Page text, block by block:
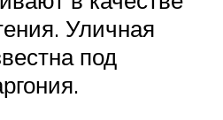
Уличная
под